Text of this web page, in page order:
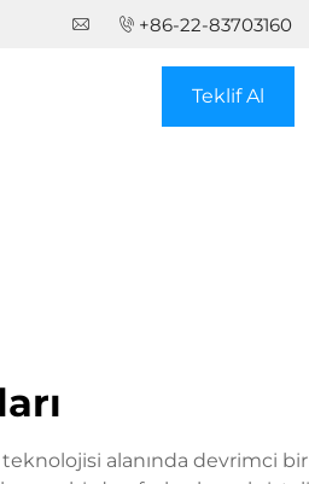
+86-22-83703160
Teklif Al
teknolojisi alanında devrimci